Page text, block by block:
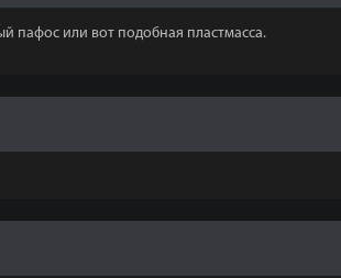
пафос или вот подобная пластмасса.